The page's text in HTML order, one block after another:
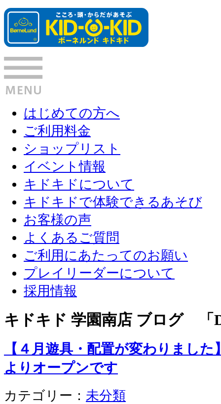
はじめての方へ
ご利用料金
ショップリスト
イベント情報
キドキドについて
キドキドで体験できるあそび
お客様の声
よくあるご質問
ご利用にあたってのお願い
プレイリーダーについて
採用情報
キドキド 学園南店 ブログ 「
【４月遊具・配置が変わりまし
よりオープンです
カテゴリー： 未分類